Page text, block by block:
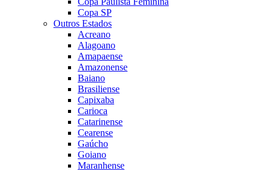
Copa SP
Outros Estados
Acreano
Alagoano
Amapaense
Amazonense
Baiano
Brasiliense
Capixaba
Carioca
Catarinense
Cearense
Gaúcho
Goiano
Maranhense